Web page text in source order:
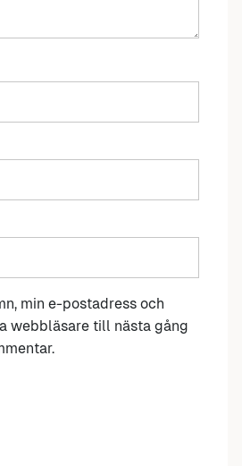
min e-postadress och
webbläsare till nästa gång